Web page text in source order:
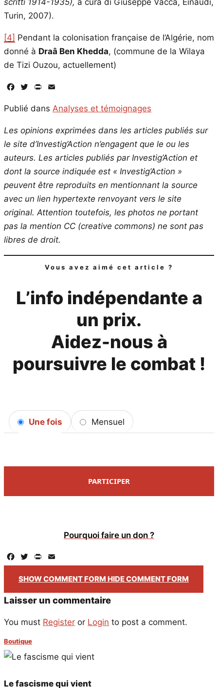
scritti 1914-1935), a cura di Giuseppe Vacca, Einaudi,
Turin, 2007).
[4] Pendant la colonisation française de l’Algérie, nom
donné à Draâ Ben Khedda, (commune de la Wilaya
de Tizi Ouzou, actuellement)
Facebook
TwitterPrintFriendly
Publié dans Analyses et témoignages
Les opinions exprimées dans les articles publiés sur
le site d’Investig’Action n’engagent que le ou les
auteurs. Les articles publiés par Investig’Action et
dont la source indiquée est « Investig’Action »
peuvent être reproduits en mentionnant la source
avec un lien hypertexte renvoyant vers le site
original. Attention toutefois, les photos ne portant
pas la mention CC (creative commons) ne sont pas
libres de droit.
Vous avez aimé cet article ?
L’info indépendante a
un prix.
Aidez-nous à
poursuivre le combat !
Une fois Mensuel
PARTICIPER
Pourquoi faire un don ?
Facebook
TwitterPrintFriendly
SHOW COMMENT FORM HIDE COMMENT FORM
Laisser un commentaire
You must Register or Login to post a comment.
Boutique
Le fascisme qui vient